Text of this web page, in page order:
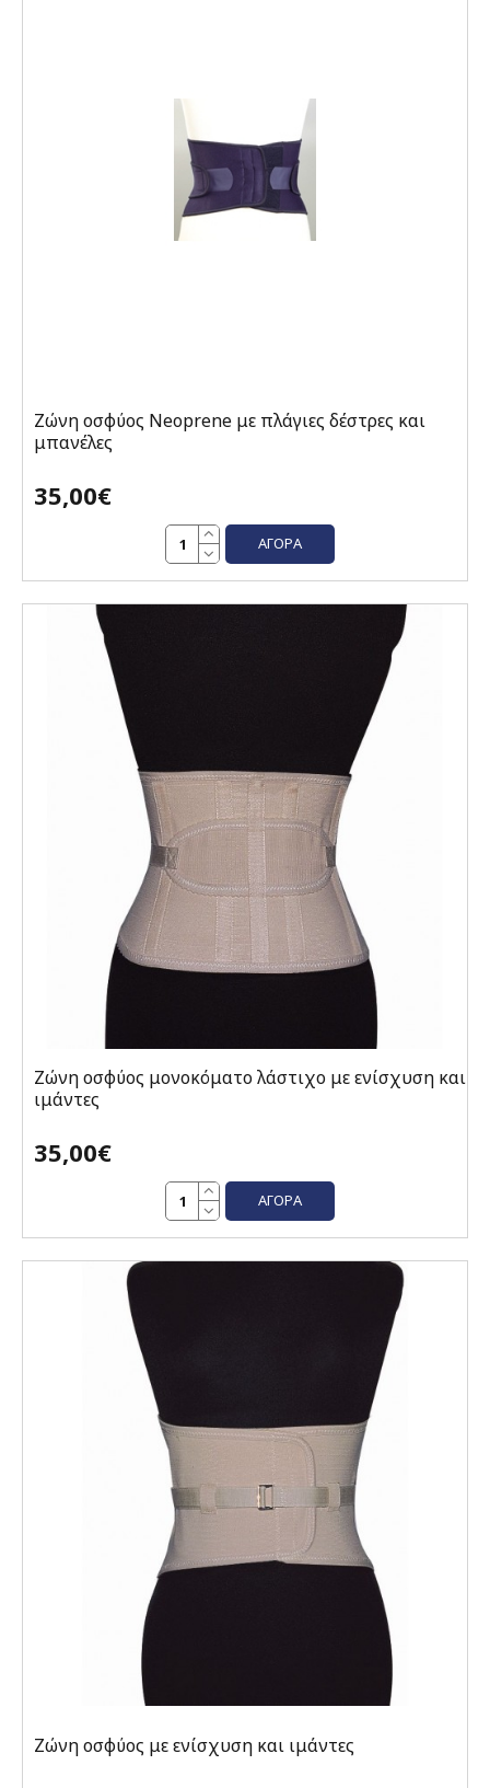
Ζώνη οσφύος Neoprene με πλάγιες δέστρες και
μπανέλες
35,00€
ΑΓΟΡΆ
Ζώνη οσφύος μονοκόματο λάστιχο με ενίσχυση και
ιμάντες
35,00€
ΑΓΟΡΆ
Ζώνη οσφύος με ενίσχυση και ιμάντες